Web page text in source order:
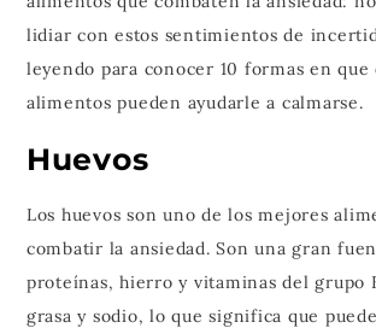
lidiar con estos sentimientos de
leyendo para conocer 10 formas en que
alimentos pueden ayudarle a calmarse.
Huevos
Los huevos son uno de los mejores
combatir la ansiedad. Son una gran
proteínas, hierro y vitaminas del grupo
grasa y sodio, lo que significa que